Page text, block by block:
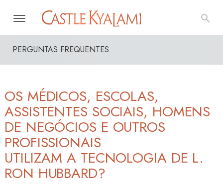
PERGUNTAS FREQUENTES
OS MÉDICOS, ESCOLAS,
ASSISTENTES SOCIAIS, HOMENS
DE NEGÓCIOS E OUTROS
PROFISSIONAIS
UTILIZAM A TECNOLOGIA DE L.
RON HUBBARD?